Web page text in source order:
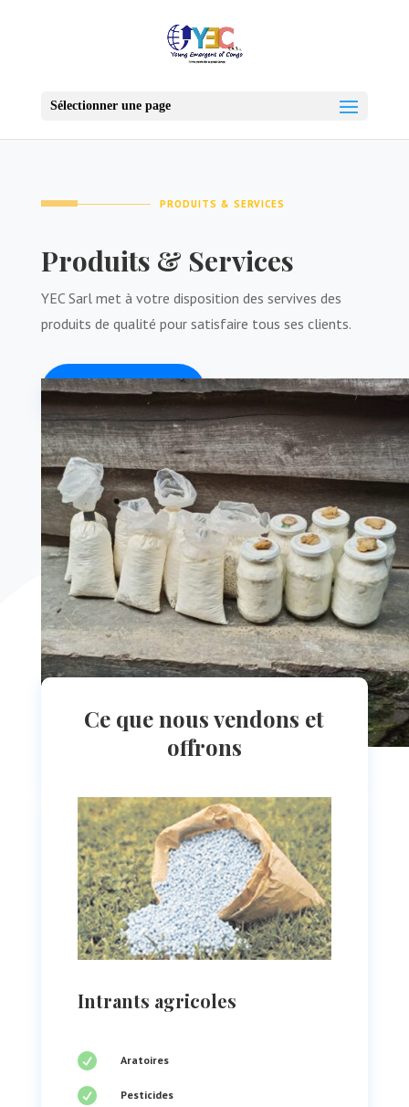
Sélectionner une page
PRODUITS & SERVICES
Produits & Services
YEC Sarl met à votre disposition des servives des
produits de qualité pour satisfaire tous ses clients.
NOUS CONTACTER
Ce que nous vendons et
offrons
Intrants agricoles
 Aratoires
 Pesticides